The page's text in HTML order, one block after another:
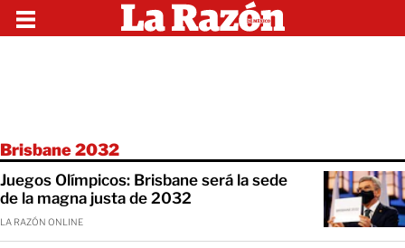
Brisbane 2032
Juegos Olímpicos: Brisbane será la sede
de la magna justa de 2032
LA RAZÓN ONLINE